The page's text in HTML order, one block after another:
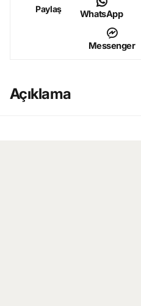
Paylaş WhatsApp
Messenger
Açıklama